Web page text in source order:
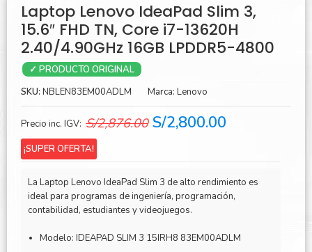
Laptop Lenovo IdeaPad Slim 3,
15.6″ FHD TN, Core i7-13620H
2.40/4.90GHz 16GB LPDDR5-4800
✓ PRODUCTO ORIGINAL
SKU: NBLEN83EM00ADLM Marca: Lenovo
Precio inc. IGV: S/2,876.00 El
era:
S/2,876.00.
S/2,800.00
es:
S/2,800.00.
¡SUPER OFERTA!
La Laptop Lenovo IdeaPad Slim 3 de alto rendimiento es
ideal para programas de ingeniería, programación,
contabilidad, estudiantes y videojuegos.
Modelo: IDEAPAD SLIM 3 15IRH8 83EM00ADLM